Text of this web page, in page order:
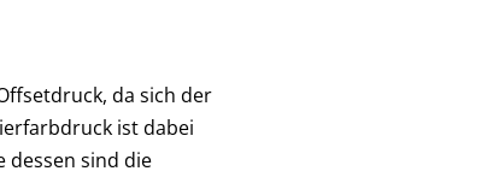
da sich der
ist dabei
dessen sind die